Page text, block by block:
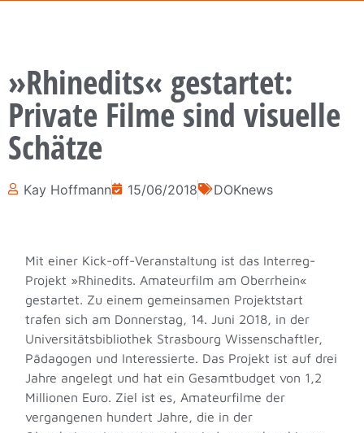
»Rhinedits« gestartet:
Private Filme sind visuelle
Schätze
Kay Hoffmann 15/06/2018 DOKnews
Mit einer Kick-off-Veranstaltung ist das Interreg-
Projekt »Rhinedits. Amateurfilm am Oberrhein«
gestartet. Zu einem gemeinsamen Projektstart
trafen sich am Donnerstag, 14. Juni 2018, in der
Universitätsbibliothek Strasbourg Wissenschaftler,
Pädagogen und Interessierte. Das Projekt ist auf drei
Jahre angelegt und hat ein Gesamtbudget von 1,2
Millionen Euro. Ziel ist es, Amateurfilme der
vergangenen hundert Jahre, die in der